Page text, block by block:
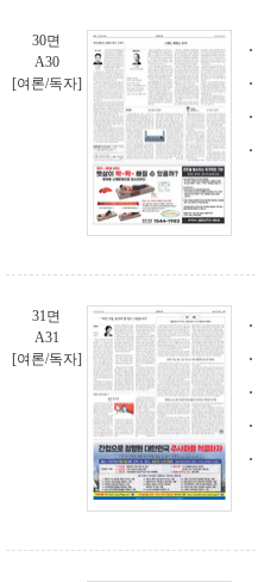
30면
A30
[여론/독자]
31면
A31
[여론/독자]